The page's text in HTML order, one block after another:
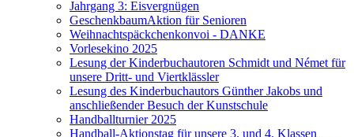
Jahrgang 3: Eisvergnügen
GeschenkbaumAktion für Senioren
Weihnachtspäckchenkonvoi - DANKE
Vorlesekino 2025
Lesung der Kinderbuchautoren Schmidt und Német für
unsere Dritt- und Viertklässler
Lesung des Kinderbuchautors Günther Jakobs und
anschließender Besuch der Kunstschule
Handballturnier 2025
Handball-Aktionstag für unsere 3. und 4. Klassen